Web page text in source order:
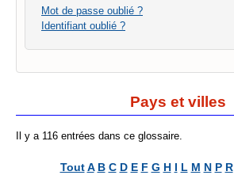
Mot de passe oublié ?
Identifiant oublié ?
Pays et villes
Il y a 116 entrées dans ce glossaire.
Tout A B C D E F G H I L M N P R